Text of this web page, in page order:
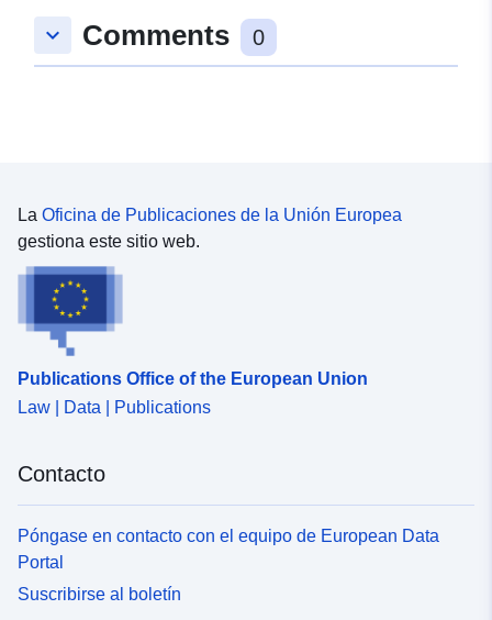
(ingediend bij de ACS-landen).
keyboard_arrow_down Comments 0
La Oficina de Publicaciones de la Unión Europea
gestiona este sitio web.
Publications Office of the European Union
Law | Data | Publications
Contacto
Póngase en contacto con el equipo de European Data
Portal
Suscribirse al boletín